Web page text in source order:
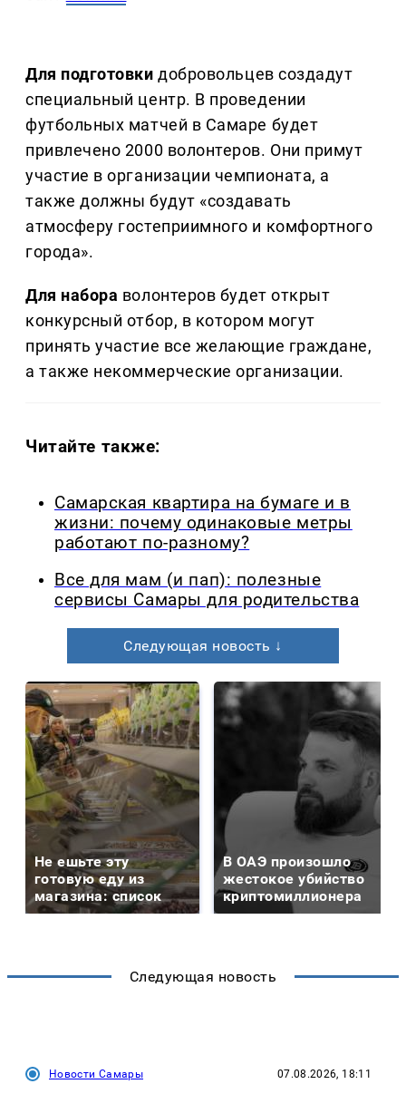
Для подготовки добровольцев создадут
специальный центр. В проведении
футбольных матчей в Самаре будет
привлечено 2000 волонтеров. Они примут
участие в организации чемпионата, а
также должны будут «создавать
атмосферу гостеприимного и комфортного
города».
Для набора волонтеров будет открыт
конкурсный отбор, в котором могут
принять участие все желающие граждане,
а также некоммерческие организации.
Читайте также:
Самарская квартира на бумаге и в
жизни: почему одинаковые метры
работают по-разному?
Все для мам (и пап): полезные
сервисы Самары для родительства
Следующая новость ↓
Не ешьте эту
готовую еду из
магазина: список
В ОАЭ произошло
жестокое убийство
криптомиллионера
Следующая новость
Новости Самары 07.08.2026, 18:11